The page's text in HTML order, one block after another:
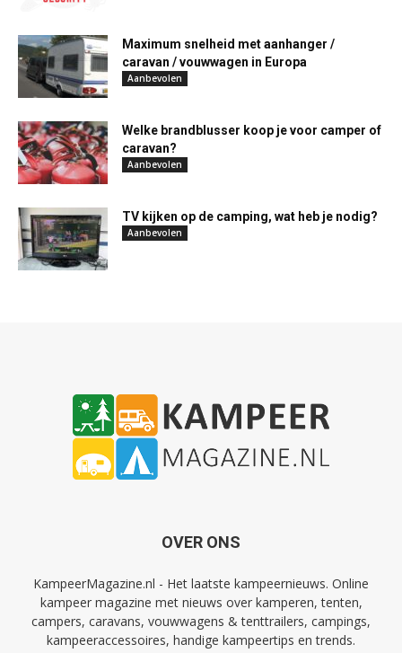
Maximum snelheid met aanhanger /
caravan / vouwwagen in Europa
Aanbevolen
Welke brandblusser koop je voor camper of
caravan?
Aanbevolen
TV kijken op de camping, wat heb je nodig?
Aanbevolen
OVER ONS
KampeerMagazine.nl - Het laatste kampeernieuws. Online
kampeer magazine met nieuws over kamperen, tenten,
campers, caravans, vouwwagens & tenttrailers, campings,
kampeeraccessoires, handige kampeertips en trends.